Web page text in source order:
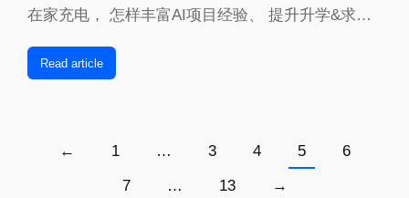
在家充电， 怎样丰富AI项目经验、 提升升学&求…
Read article
← 1 … 3 4 5
6
7
… 13 →